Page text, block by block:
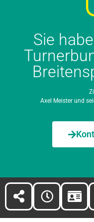
Sie
Axel Meister und